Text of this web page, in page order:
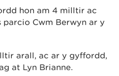
hon am 4 milltir ac
parcio Cwm Berwyn ar y
arall, ac ar y gyffordd,
at Lyn Brianne.